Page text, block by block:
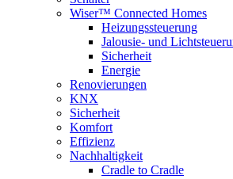
Wiser™ Connected Homes
Heizungssteuerung
Jalousie- und
Sicherheit
Energie
Renovierungen
KNX
Sicherheit
Komfort
Effizienz
Nachhaltigkeit
Cradle to Cradle